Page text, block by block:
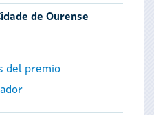
de Ourense
del premio